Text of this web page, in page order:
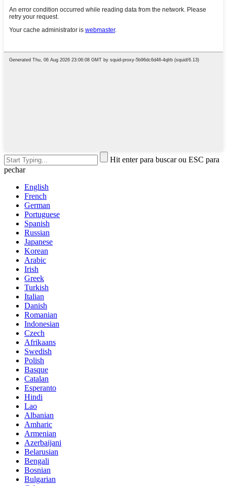
Hit enter para buscar ou ESC para
pechar
English
French
German
Portuguese
Spanish
Russian
Japanese
Korean
Arabic
Irish
Greek
Turkish
Italian
Danish
Romanian
Indonesian
Czech
Afrikaans
Swedish
Polish
Basque
Catalan
Esperanto
Hindi
Lao
Albanian
Amharic
Armenian
Azerbaijani
Belarusian
Bengali
Bosnian
Bulgarian